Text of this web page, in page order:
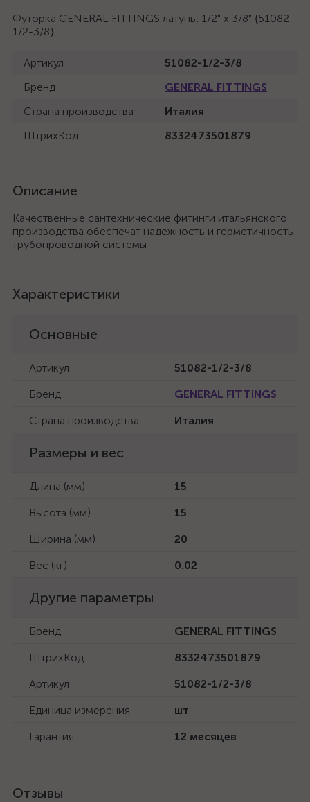
Футорка GENERAL FITTINGS латунь, 1/2" х 3/8" {51082-
1/2-3/8}
Артикул
51082-1/2-3/8
Бренд
GENERAL FITTINGS
Страна производства
Италия
ШтрихКод
8332473501879
Описание
Качественные сантехнические фитинги итальянского
производства обеспечат надежность и герметичность
трубопроводной системы
Характеристики
Основные
Артикул
51082-1/2-3/8
Бренд
GENERAL FITTINGS
Страна производства
Италия
Размеры и вес
Длина (мм)
15
Высота (мм)
15
Ширина (мм)
20
Вес (кг)
0.02
Другие параметры
Бренд
GENERAL FITTINGS
ШтрихКод
8332473501879
Артикул
51082-1/2-3/8
Единица измерения
шт
Гарантия
12 месяцев
Отзывы